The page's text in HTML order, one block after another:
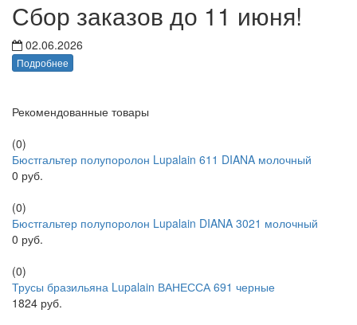
Сбор заказов до 11 июня!
02.06.2026
Подробнее
Рекомендованные товары
(0)
Бюстгальтер полупоролон Lupalain 611 DIANA молочный
0 руб.
(0)
Бюстгальтер полупоролон Lupalain DIANA 3021 молочный
0 руб.
(0)
Трусы бразильяна Lupalain ВАНЕССА 691 черные
1824 руб.